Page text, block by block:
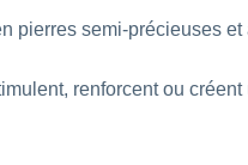
pierres semi-précieuses
renforcent ou